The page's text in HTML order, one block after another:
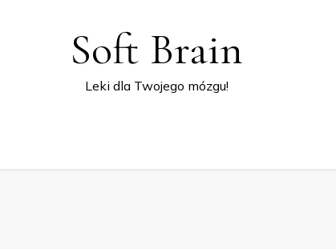
Soft Brain
Leki dla Twojego mózgu!